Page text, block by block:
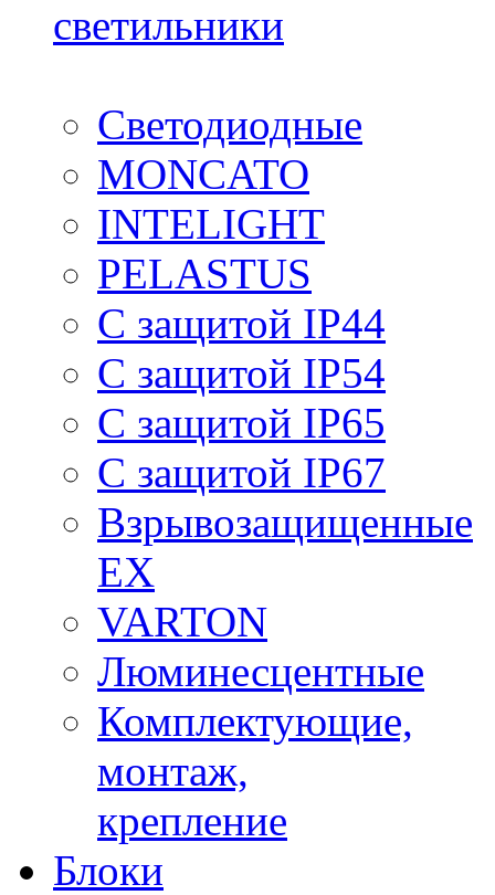
светильники
Светодиодные
MONCATO
INTELIGHT
PELASTUS
С защитой IP44
С защитой IP54
С защитой IP65
С защитой IP67
Взрывозащищенные
EX
VARTON
Люминесцентные
Комплектующие,
монтаж,
крепление
Блоки